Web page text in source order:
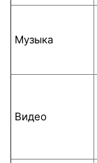
Музыка
Видео